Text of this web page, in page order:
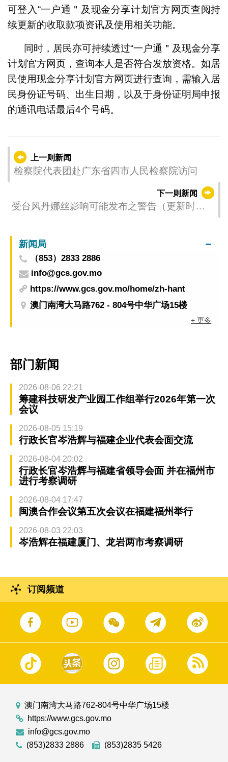
可登入“一户通＂及现金分享计划官方网页查阅持
续更新的收取款项资讯及使用相关功能。
同时，居民亦可持续透过“一户通＂及现金分享
计划官方网页，查询本人是否符合发放资格。如居
民使用现金分享计划官方网页进行查询，需输入居
民身份证号码、出生日期，以及于身份证明局申报
的通讯电话最后4个号码。
上一则新闻
检察院代表团赴广东省四市人民检察院访问
下一则新闻
受台风丹娜丝影响可能发布之警告（更新时
新闻局
（853）2833 2886
info@gcs.gov.mo
https://www.gcs.gov.mo/home/zh-hant
澳门南湾大马路762 - 804号中华广场15楼
+ 更多
部门新闻
2026-08-06 22:21
筹建科技研发产业园工作组举行2026年第一次
会议
2026-08-05 15:19
行政长官岑浩辉与福建企业代表会面交流
2026-08-04 20:02
行政长官岑浩辉与福建省领导会面 并在福州市
进行考察调研
2026-08-04 17:47
闽澳合作会议第五次会议在福建福州举行
2026-08-03 22:03
岑浩辉在福建厦门、龙岩两市考察调研
订阅频道
澳门南湾大马路762-804号中华广场15楼
https://www.gcs.gov.mo
info@gcs.gov.mo
(853)2833 2886
(853)2835 5426